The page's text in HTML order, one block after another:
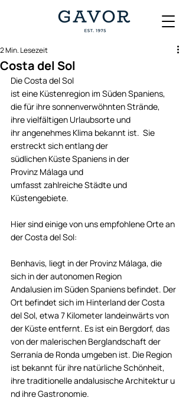
Costa del Sol
2 Min. Lesezeit
Die Costa del Sol
ist eine Küstenregion im Süden Spaniens,
die für ihre sonnenverwöhnten Strände,
ihre vielfältigen Urlaubsorte und
ihr angenehmes Klima bekannt ist.  Sie
erstreckt sich entlang der
südlichen Küste Spaniens in der
Provinz Málaga und
umfasst zahlreiche Städte und
Küstengebiete.
Hier sind einige von uns empfohlene Orte an
der Costa del Sol:
Benhavis, liegt in der Provinz Málaga, die
sich in der autonomen Region
Andalusien im Süden Spaniens befindet. Der
Ort befindet sich im Hinterland der Costa
del Sol, etwa 7 Kilometer landeinwärts von
der Küste entfernt. Es ist ein Bergdorf, das
von der malerischen Berglandschaft der
Serranía de Ronda umgeben ist. Die Region
ist bekannt für ihre natürliche Schönheit,
ihre traditionelle andalusische Architektur u
nd ihre Gastronomie.